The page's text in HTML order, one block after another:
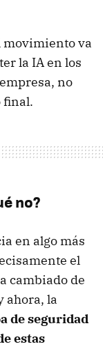
movimiento va
la IA en los
no
final.
no?
en algo más
el
cambiado de
ahora, la
de seguridad
estas